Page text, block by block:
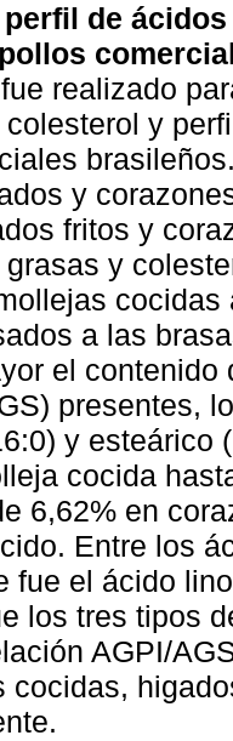
de
realizado
y
y
fritos y
y
a las
el
presentes,
y esteárico
cocida
6,62% en
Entre los
fue el ácido
los tres tipos
AGPI/
cocidas,